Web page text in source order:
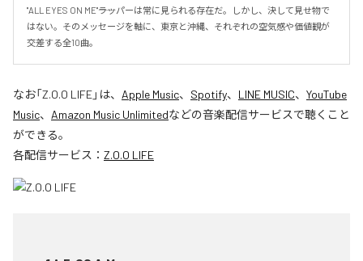
"ALL EYES ON ME"――ラッパーは常に見られる存在だ。しかし、決して見せ物で
はない。そのメッセージを軸に、東京と沖縄、それぞれの空気感や価値観が
交差する全10曲。
なお「Z.O.O LIFE」は、 Apple Music、 Spotify、 LINE MUSIC、 YouTube
Music、 Amazon Music Unlimitedなどの音楽配信サービスで聴くこと
ができる。
各配信サービス： Z.O.O LIFE